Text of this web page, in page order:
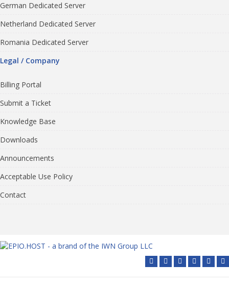
German Dedicated Server
Netherland Dedicated Server
Romania Dedicated Server
Legal / Company
Billing Portal
Submit a Ticket
Knowledge Base
Downloads
Announcements
Acceptable Use Policy
Contact